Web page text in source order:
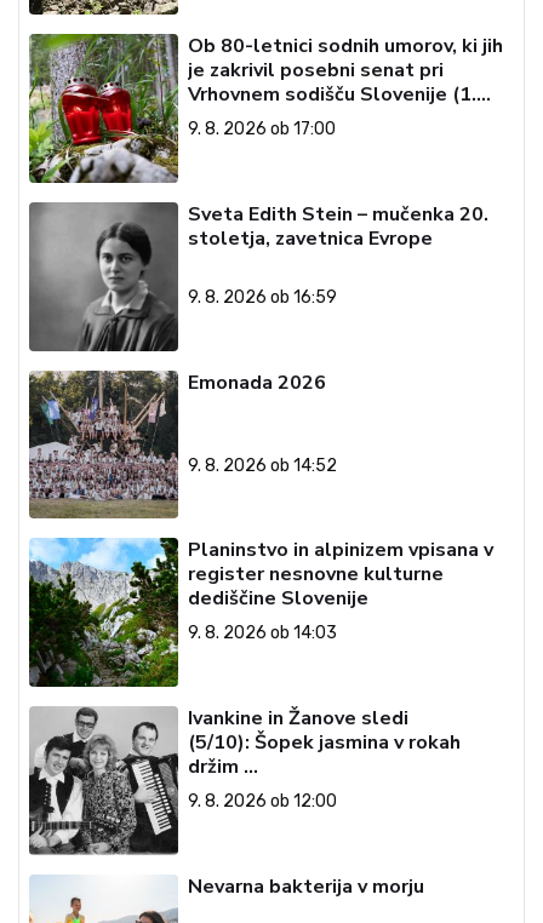
Ob 80-letnici sodnih umorov, ki jih
je zakrivil posebni senat pri
Vrhovnem sodišču Slovenije (1.
del)
9. 8. 2026 ob 17:00
Sveta Edith Stein – mučenka 20.
stoletja, zavetnica Evrope
9. 8. 2026 ob 16:59
Emonada 2026
9. 8. 2026 ob 14:52
Planinstvo in alpinizem vpisana v
register nesnovne kulturne
dediščine Slovenije
9. 8. 2026 ob 14:03
Ivankine in Žanove sledi
(5/10): Šopek jasmina v rokah
držim …
9. 8. 2026 ob 12:00
Nevarna bakterija v morju